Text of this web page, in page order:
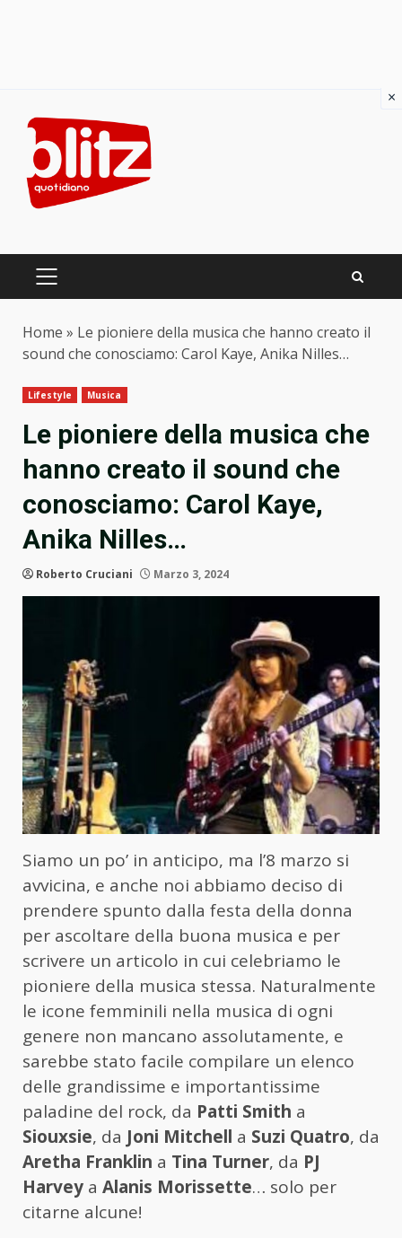
content
PRIMARY
Home » Le pioniere della musica che hanno creato il
sound che conosciamo: Carol Kaye, Anika Nilles…
Lifestyle Musica
Le pioniere della musica che
hanno creato il sound che
conosciamo: Carol Kaye,
Anika Nilles…
Roberto Cruciani Marzo 3, 2024
Siamo un po’ in anticipo, ma l’8 marzo si
avvicina, e anche noi abbiamo deciso di
prendere spunto dalla festa della donna
per ascoltare della buona musica e per
scrivere un articolo in cui celebriamo le
pioniere della musica stessa. Naturalmente
le icone femminili nella musica di ogni
genere non mancano assolutamente, e
sarebbe stato facile compilare un elenco
delle grandissime e importantissime
paladine del rock, da Patti Smith a
Siouxsie, da Joni Mitchell a Suzi Quatro, da
Aretha Franklin a Tina Turner, da PJ
Harvey a Alanis Morissette… solo per
citarne alcune!
×